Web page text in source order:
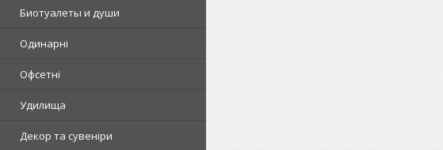
Биотуалеты и души
Одинарні
Офсетні
Удилища
Декор та сувеніри